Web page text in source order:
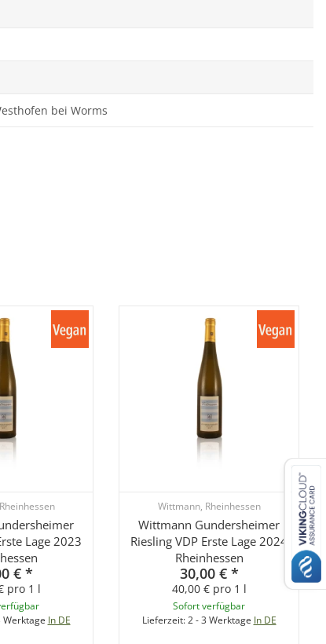
bei Worms
Lage 2023
€ *
pro 1 l
Werktage In DE
Wittmann, Rheinhessen
Wittmann Gundersheimer
Riesling VDP Erste Lage 2024
Rheinhessen
30,00 € *
40,00 € pro 1 l
Sofort verfügbar
Lieferzeit:2 - 3 Werktage In DE